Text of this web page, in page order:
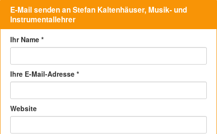
E-Mail senden an Stefan Kaltenhäuser, Musik- und
Instrumentallehrer
Ihr Name *
Ihre E-Mail-Adresse *
Website